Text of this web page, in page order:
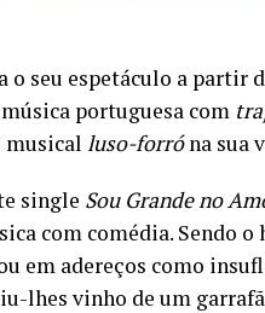
o seu espetáculo a partir
portuguesa com
musical luso-forróna sua
single Sou Grande no
com comédia. Sendo
em adereços como
lhes vinho de um